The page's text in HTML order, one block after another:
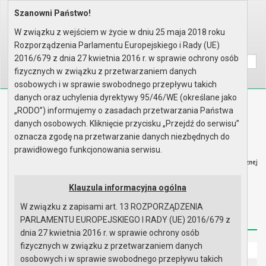
Home Prawo lokalne
Wyszukaj na stronie:
A AA
Biuletyn Informacji Publicznej
Urząd Miasta i Gminy w Gryfinie
Redakcja Instrukcja korzystania Dostępność
Strona główna
Szanowni Państwo!
W związku z wejściem w życie w dniu 25 maja 2018 roku
Rozporządzenia Parlamentu Europejskiego i Rady (UE)
2016/679 z dnia 27 kwietnia 2016 r. w sprawie ochrony osób
fizycznych w związku z przetwarzaniem danych
osobowych i w sprawie swobodnego przepływu takich
danych oraz uchylenia dyrektywy 95/46/WE (określane jako
„RODO”) informujemy o zasadach przetwarzania Państwa
danych osobowych. Kliknięcie przycisku „Przejdź do serwisu”
oznacza zgodę na przetwarzanie danych niezbędnych do
prawidłowego funkcjonowania serwisu.
Klauzula informacyjna ogólna
W związku z zapisami art. 13 ROZPORZĄDZENIA
PARLAMENTU EUROPEJSKIEGO I RADY (UE) 2016/679 z
dnia 27 kwietnia 2016 r. w sprawie ochrony osób
fizycznych w związku z przetwarzaniem danych
osobowych i w sprawie swobodnego przepływu takich